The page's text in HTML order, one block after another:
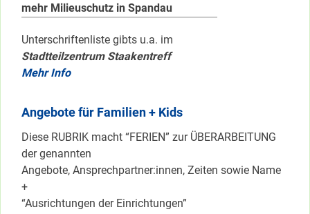
mehr Milieuschutz in Spandau
Unterschriftenliste gibts u.a. im
Stadtteilzentrum Staakentreff
Mehr Info
Angebote für Familien + Kids
Diese RUBRIK macht “FERIEN” zur ÜBERARBEITUNG
der genannten
Angebote, Ansprechpartner:innen, Zeiten sowie Name
+
“Ausrichtungen der Einrichtungen”